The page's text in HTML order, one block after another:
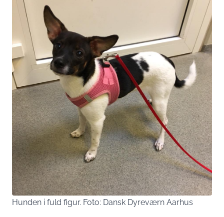
Hunden i fuld figur. Foto: Dansk Dyreværn Aarhus